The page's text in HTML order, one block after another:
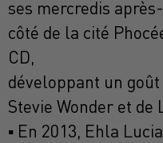
ses mercredis
côté de la cité
CD,
développant un
Stevie Wonder et
▪ En 2013, Ehla